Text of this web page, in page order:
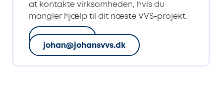
at kontakte virksomheden, hvis du
mangler hjælp til dit næste VVS-projekt.
johan@johansvvs.dk